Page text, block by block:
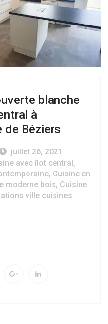
blanche
à
de Béziers
juillet 26, 2021
avec îlot central ,
, Cuisine en
moderne bois, Cuisine
ville cuisines